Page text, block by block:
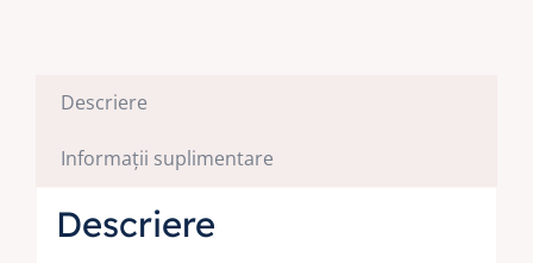
Descriere
Informații suplimentare
Descriere